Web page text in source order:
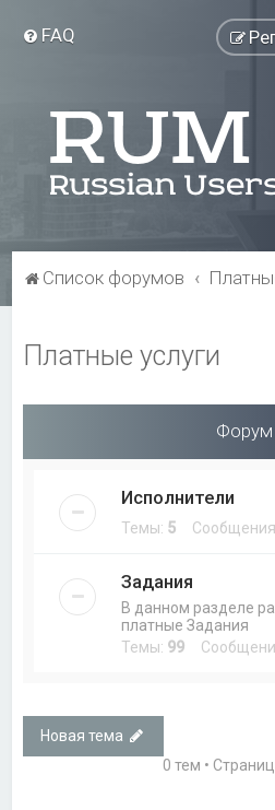
FAQ
Список форумов
Платные услуги
Форум
Исполнители
Темы: 5
Задания
В данном разделе
платные Задания
Темы: 99
Новая тема
0 тем •